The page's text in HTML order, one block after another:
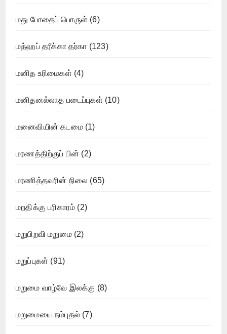
மது போதைப் பொருள் (6)
மத்ஹப் தரீக்கா தர்கா (123)
மனித உரிமைகள் (4)
மனிதனல்லாத படைப்புகள் (10)
மனைவியின் கடமை(1)
மரணத்திற்குப் பின் (2)
மரணித்தவரின் நிலை (65)
மறதிக்கு பரிகாரம் (2)
மறுபிறவி மறுமை(2)
மறுப்புகள் (91)
மறுமை வாழ்வே இலக்கு (8)
மறுமையை நம்புதல் (7)